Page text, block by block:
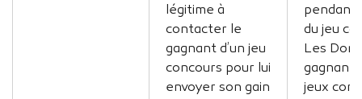
légitime à
contacter le
gagnant d’un jeu
concours pour lui
envoyer son gain
pendant
du jeu
Les
jeux